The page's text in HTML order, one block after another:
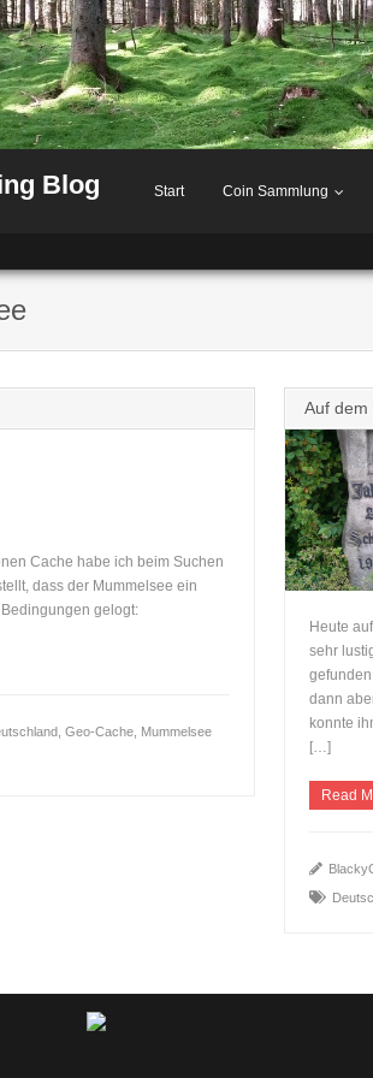
Blog Start Coin Sammlung
Cache habe ich beim Suchen
dass der Mummelsee ein
gelogt:
Geo-Cache Mummelsee
Auf dem
Heute
sehr
dann
konnte
[…]
Read